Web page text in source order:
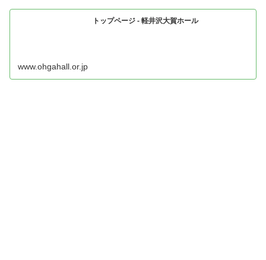
トップページ - 軽井沢大賀ホール
www.ohgahall.or.jp